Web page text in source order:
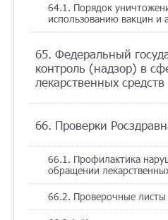
64.1. Порядок
использованию вакцин и
65. Федеральный
контроль (надзор) в
лекарственных средств
66. Проверки
66.1. Профилактика
обращении
66.2. Проверочные листы